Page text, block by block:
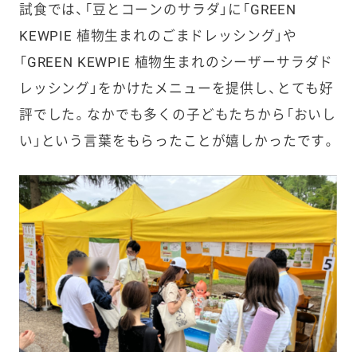
試食では、「豆とコーンのサラダ」に「GREEN
KEWPIE 植物生まれのごまドレッシング」や
「GREEN KEWPIE 植物生まれのシーザーサラダド
レッシング」をかけたメニューを提供し、とても好
評でした。なかでも多くの子どもたちから「おいし
い」という言葉をもらったことが嬉しかったです。